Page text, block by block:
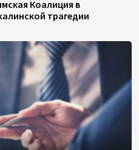
Коалиция в
трагедии